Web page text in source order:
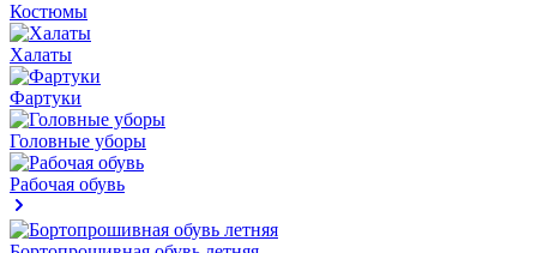
Костюмы
Халаты
Фартуки
Головные уборы
Рабочая обувь